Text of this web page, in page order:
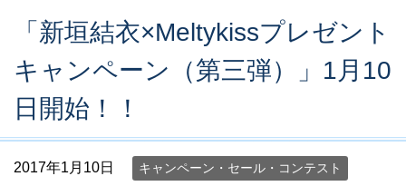
「新垣結衣×Meltykissプレゼント
キャンペーン（第三弾）」1月10
日開始！！
2017年1月10日 キャンペーン・セール・コンテスト